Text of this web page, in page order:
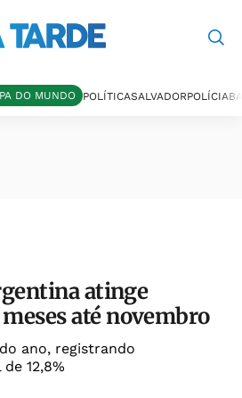
DO MUNDO POLÍTICASALVADORPOLÍCIA
atinge
até novembro
ano, registrando
12,8%